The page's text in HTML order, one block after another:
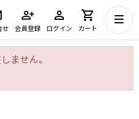
せ 会員登録 ログイン カート
ません。